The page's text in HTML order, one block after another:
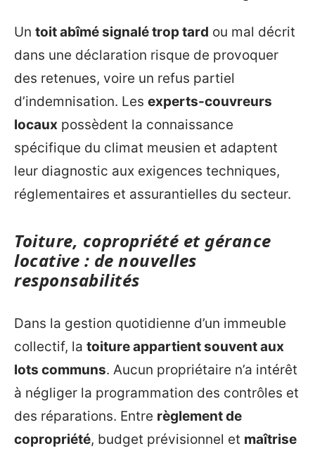
Un toit abîmé signalé trop tard ou mal décrit
dans une déclaration risque de provoquer
des retenues, voire un refus partiel
d’indemnisation. Les experts-couvreurs
locaux possèdent la connaissance
spécifique du climat meusien et adaptent
leur diagnostic aux exigences techniques,
réglementaires et assurantielles du secteur.
Toiture, copropriété et gérance
locative : de nouvelles
responsabilités
Dans la gestion quotidienne d’un immeuble
collectif, la toiture appartient souvent aux
lots communs. Aucun propriétaire n’a intérêt
à négliger la programmation des contrôles et
des réparations. Entre règlement de
copropriété, budget prévisionnel et maîtrise